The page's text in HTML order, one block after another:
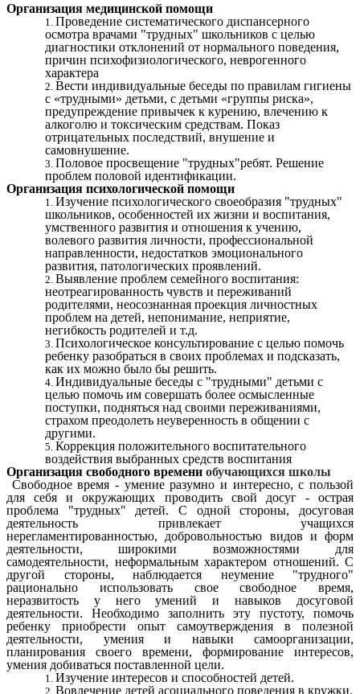
Организация медицинской помощи
Проведение систематического диспансерного
осмотра врачами "трудных" школьников с целью
диагностики отклонений от нормального поведения,
причин психофизиологического, неврогенного
характера
Вести индивидуальные беседы по правилам гигиены
с «трудными» детьми, с детьми «группы риска»,
предупреждение привычек к курению, влечению к
алкоголю и токсическим средствам. Показ
отрицательных последствий, внушение и
самовнушение.
Половое просвещение "трудных"ребят. Решение
проблем половой идентификации.
Организация психологической помощи
Изучение психологического своеобразия "трудных"
школьников, особенностей их жизни и воспитания,
умственного развития и отношения к учению,
волевого развития личности, профессиональной
направленности, недостатков эмоционального
развития, патологических проявлений.
Выявление проблем семейного воспитания:
неотреагированность чувств и переживаний
родителями, неосознанная проекция личностных
проблем на детей, непонимание, неприятие,
негибкость родителей и т.д.
Психологическое консультирование с целью помочь
ребенку разобраться в своих проблемах и подсказать,
как их можно было бы решить.
Индивидуальные беседы с "трудными" детьми с
целью помочь им совершать более осмысленные
поступки, подняться над своими переживаниями,
страхом преодолеть неуверенность в общении с
другими.
Коррекция положительного воспитательного
воздействия выбранных средств воспитания
Организация свободного времени обучающихся школы
Свободное время - умение разумно и интересно, с пользой
для себя и окружающих проводить свой досуг - острая
проблема "трудных" детей. С одной стороны, досуговая
деятельность привлекает учащихся
нерегламентированностью, добровольностью видов и форм
деятельности, широкими возможностями для
самодеятельности, неформальным характером отношений. С
другой стороны, наблюдается неумение "трудного"
рационально использовать свое свободное время,
неразвитость у него умений и навыков досуговой
деятельности. Необходимо заполнить эту пустоту, помочь
ребенку приобрести опыт самоутверждения в полезной
деятельности, умения и навыки самоорганизации,
планирования своего времени, формирование интересов,
умения добиваться поставленной цели.
Изучение интересов и способностей детей.
Вовлечение детей асоциального поведения в кружки,